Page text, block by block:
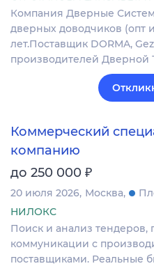
Компания Дверные
дверных доводчиков (опт
лет.Поставщик DORMA,
производителей Дверной
Коммерческий
компанию
до 250 000 ₽
20 июля 2026 Москва
НИЛОКС
Поиск и анализ тендеров,
коммуникации с
поставщиками. Реальные